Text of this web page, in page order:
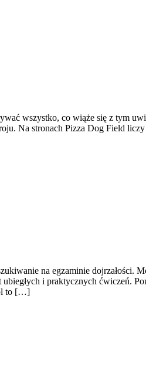
wszystko, co wiąże się z tym
Na stronach Pizza Dog Field
na egzaminie dojrzałości.
i praktycznych ćwiczeń.
to […]